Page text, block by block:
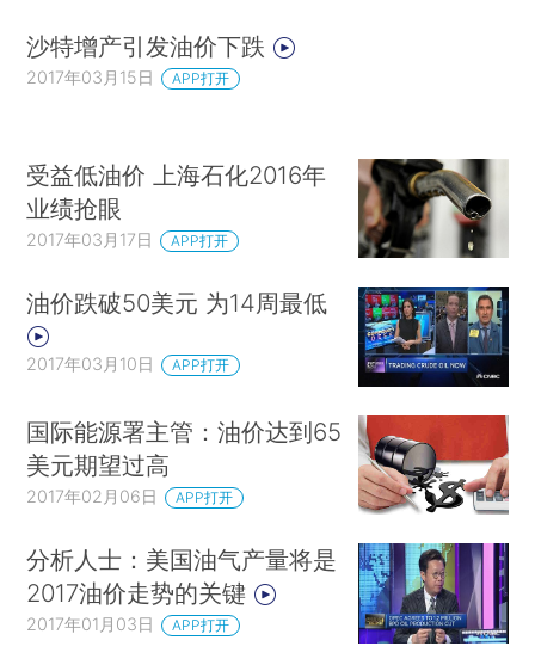
沙特增产引发油价下跌
2017年03月15日 APP打开
受益低油价 上海石化2016年
业绩抢眼
2017年03月17日 APP打开
油价跌破50美元 为14周最低
2017年03月10日 APP打开
国际能源署主管：油价达到65
美元期望过高
2017年02月06日 APP打开
分析人士：美国油气产量将是
2017油价走势的关键
2017年01月03日 APP打开